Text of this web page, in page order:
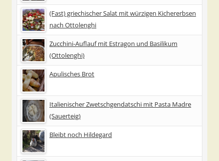
(Fast) griechischer Salat mit würzigen Kichererbsen
nach Ottolenghi
Zucchini-Auflauf mit Estragon und Basilikum
(Ottolenghi)
Apulisches Brot
Italienischer Zwetschgendatschi mit Pasta Madre
(Sauerteig)
Bleibt noch Hildegard